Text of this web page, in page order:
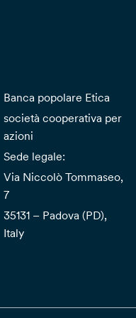
Banca popolare Etica
società cooperativa per
azioni
Sede legale:
Via Niccolò Tommaseo,
7
35131 – Padova (PD),
Italy